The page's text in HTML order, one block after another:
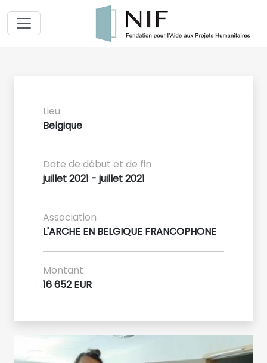
Lieu
Belgique
Date de début et de fin
juillet 2021 - juillet 2021
Association
L'ARCHE EN BELGIQUE FRANCOPHONE
Montant
16 652 EUR